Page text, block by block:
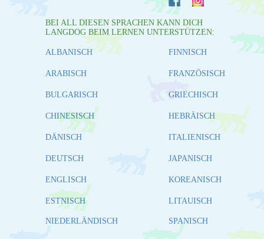
BEI ALL DIESEN SPRACHEN KANN DICH
LANGDOG BEIM LERNEN UNTERSTÜTZEN:
ALBANISCH
ARABISCH
BULGARISCH
CHINESISCH
DÄNISCH
DEUTSCH
ENGLISCH
ESTNISCH
FINNISCH
FRANZÖSISCH
GRIECHISCH
HEBRÄISCH
ITALIENISCH
JAPANISCH
KOREANISCH
LITAUISCH
NIEDERLÄNDISCH SPANISCH